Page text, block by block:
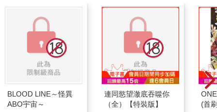
BLOOD LINE～怪異
ABO宇宙～
連同慾望澈底吞噬你
（全）【特裝版】
(首